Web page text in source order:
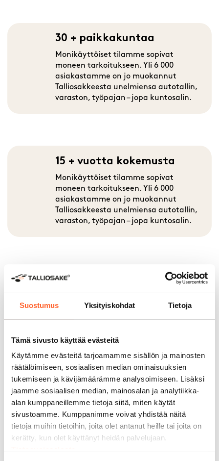
Suostumus Yksityiskohdat Tietoja
Tämä sivusto käyttää evästeitä
Käytämme evästeitä tarjoamamme sisällön ja mainosten
räätälöimiseen, sosiaalisen median ominaisuuksien
tukemiseen ja kävijämäärämme analysoimiseen. Lisäksi
jaamme sosiaalisen median, mainosalan ja analytiikka-
alan kumppaneillemme tietoja siitä, miten käytät
sivustoamme. Kumppanimme voivat yhdistää näitä
tietoja muihin tietoihin, joita olet antanut heille tai joita on
kerätty, kun olet käyttänyt heidän palvelujaan.
30 + paikkakuntaa
Monikäyttöiset tilamme sopivat
moneen tarkoitukseen. Yli 6 000
asiakastamme on jo muokannut
Talliosakkeesta unelmiensa autotallin,
varaston, työpajan – jopa kuntosalin.
15 + vuotta kokemusta
Monikäyttöiset tilamme sopivat
moneen tarkoitukseen. Yli 6 000
asiakastamme on jo muokannut
Talliosakkeesta unelmiensa autotallin,
varaston, työpajan – jopa kuntosalin.
luottoluokitus
Kauppalehden Menestyjät
2025
Asiakkaidemme kokemuksia
Talliosakkeesta